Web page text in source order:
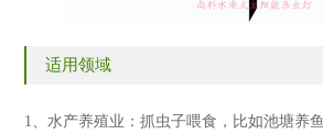
适用领域
1、水产养殖业：抓虫子喂食，比如池塘养鱼